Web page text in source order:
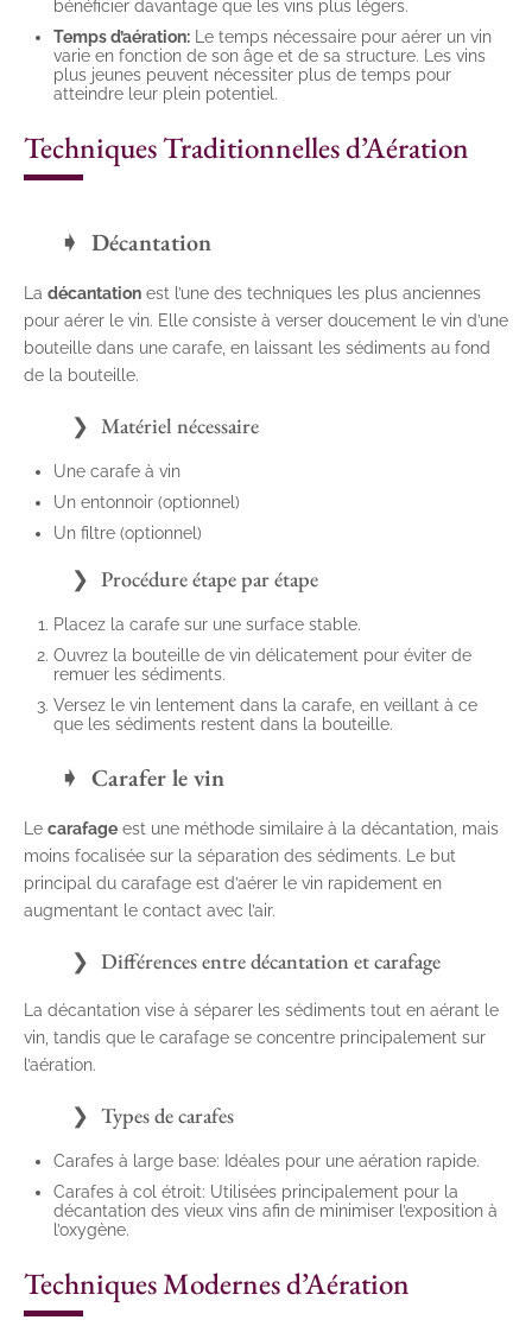
bénéficier davantage que les vins plus légers.
Temps d’aération: Le temps nécessaire pour aérer un vin
varie en fonction de son âge et de sa structure. Les vins
plus jeunes peuvent nécessiter plus de temps pour
atteindre leur plein potentiel.
Techniques Traditionnelles d’Aération
Décantation
La décantation est l’une des techniques les plus anciennes
pour aérer le vin. Elle consiste à verser doucement le vin d’une
bouteille dans une carafe, en laissant les sédiments au fond
de la bouteille.
Matériel nécessaire
Une carafe à vin
Un entonnoir (optionnel)
Un filtre (optionnel)
Procédure étape par étape
Placez la carafe sur une surface stable.
Ouvrez la bouteille de vin délicatement pour éviter de
remuer les sédiments.
Versez le vin lentement dans la carafe, en veillant à ce
que les sédiments restent dans la bouteille.
Carafer le vin
Le carafage est une méthode similaire à la décantation, mais
moins focalisée sur la séparation des sédiments. Le but
principal du carafage est d’aérer le vin rapidement en
augmentant le contact avec l’air.
Différences entre décantation et carafage
La décantation vise à séparer les sédiments tout en aérant le
vin, tandis que le carafage se concentre principalement sur
l’aération.
Types de carafes
Carafes à large base: Idéales pour une aération rapide.
Carafes à col étroit: Utilisées principalement pour la
décantation des vieux vins afin de minimiser l’exposition à
l’oxygène.
Techniques Modernes d’Aération